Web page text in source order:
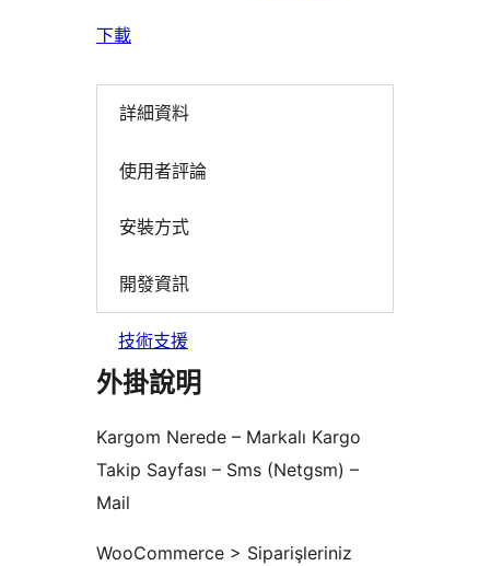
下載
詳細資料
使用者評論
安裝方式
開發資訊
技術支援
外掛說明
Kargom Nerede – Markalı Kargo
Takip Sayfası – Sms (Netgsm) –
Mail
WooCommerce > Siparişleriniz